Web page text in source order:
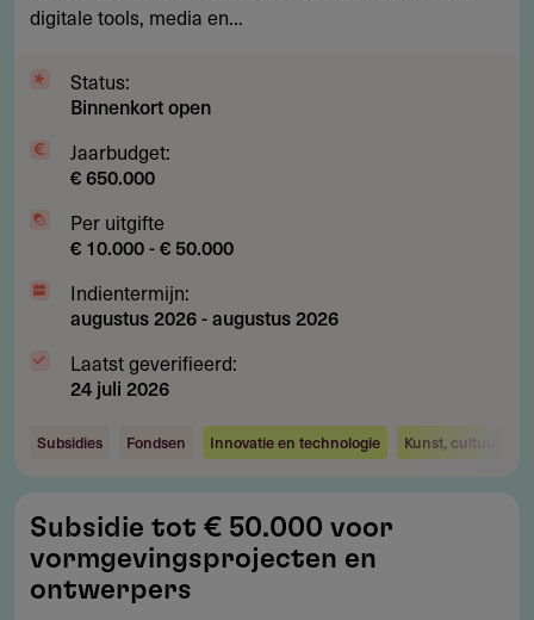
cultuur
mediakunstprojecten
digitale tools, media en...
Status:
Binnenkort open
Jaarbudget:
€ 650.000
Per uitgifte
€ 10.000 - € 50.000
Indientermijn:
augustus 2026-augustus 2026
Laatst geverifieerd:
24 juli 2026
Subsidies Fondsen Innovatie en technologie Kunst, cultuur en
tot
€
50.000
Subsidie tot € 50.000 voor
vormgevingsprojecten en
ontwerpers